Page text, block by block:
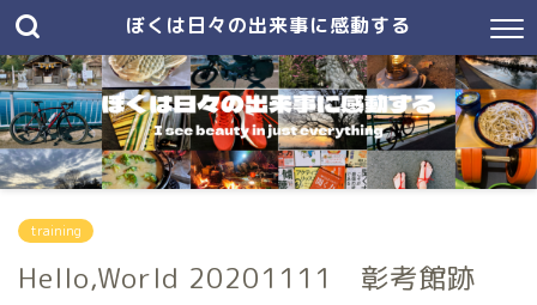
ぼくは日々の出来事に感動する
training
Hello,World 20201111 彰考館跡